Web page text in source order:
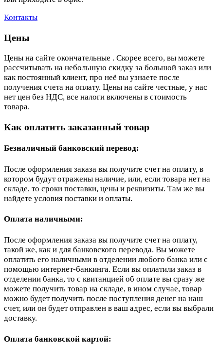
Контакты
Цены
Цены на сайте окончательные . Скорее всего, вы можете
рассчитывать на небольшую скидку за большой заказ или
как постоянный клиент, про неё вы узнаете после
получения счета на оплату. Цены на сайте честные, у нас
нет цен без НДС, все налоги включены в стоимость
товара.
Как оплатить заказанный товар
Безналичный банковский перевод:
После оформления заказа вы получите счет на оплату, в
котором будут отражены наличие, или, если товара нет на
складе, то сроки поставки, цены и реквизиты. Там же вы
найдете условия поставки и оплаты.
Оплата наличными:
После оформления заказа вы получите счет на оплату,
такой же, как и для банковского перевода. Вы можете
оплатить его наличными в отделении любого банка или с
помощью интернет-банкинга. Если вы оплатили заказ в
отделении банка, то с квитанцией об оплате вы сразу же
можете получить товар на складе, в ином случае, товар
можно будет получить после поступления денег на наш
счет, или он будет отправлен в ваш адрес, если вы выбрали
доставку.
Оплата банковской картой: